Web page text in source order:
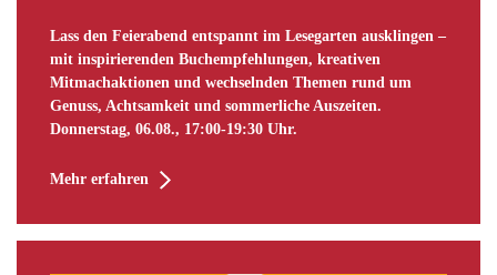
Lass den Feierabend entspannt im Lesegarten ausklingen –
mit inspirierenden Buchempfehlungen, kreativen
Mitmachaktionen und wechselnden Themen rund um
Genuss, Achtsamkeit und sommerliche Auszeiten.
Donnerstag, 06.08., 17:00-19:30 Uhr.
Mehr erfahren